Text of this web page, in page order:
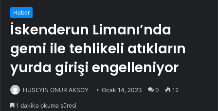
Haber
İskenderun Limanı’nda
gemi ile tehlikeli atıkların
yurda girişi engelleniyor
HÜSEYİN ONUR AKSOY Ocak 14, 2023 0 12
1 dakika okuma süresi